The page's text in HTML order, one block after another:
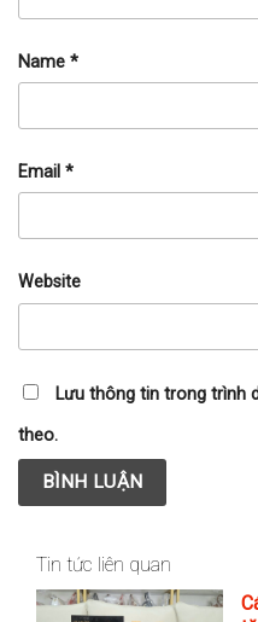
Name *
Email *
Website
Lưu thông tin trong trình
theo.
Tin tức liên quan